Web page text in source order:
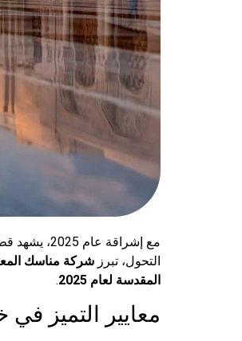
مع إشراقة
التحول، تبرز شركة مناسك
المقدسة لعام 2025
.
معايير التميز في